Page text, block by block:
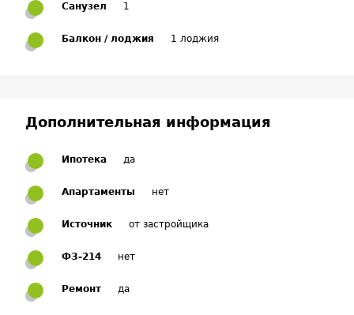
Санузел 1
Балкон / лоджия 1 лоджия
Дополнительная информация
Ипотека да
Апартаменты нет
Источник от застройщика
ФЗ-214 нет
Ремонт да